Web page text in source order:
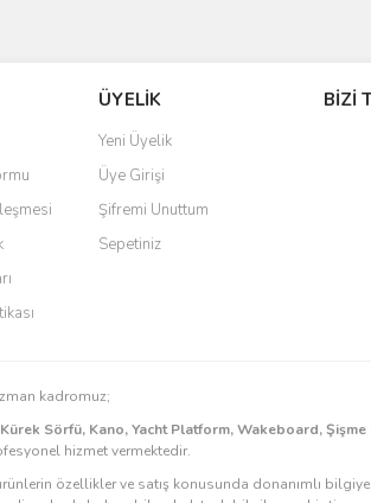
ÜYELİK
Yeni Üyelik
Üye Girişi
Şifremi Unuttum
Sepetiniz
BİZİ
kadromuz;
Sörfü, Kano, Yacht Platform, Wakeboard,
hizmet vermektedir.
özellikler ve satış konusunda donanımlı